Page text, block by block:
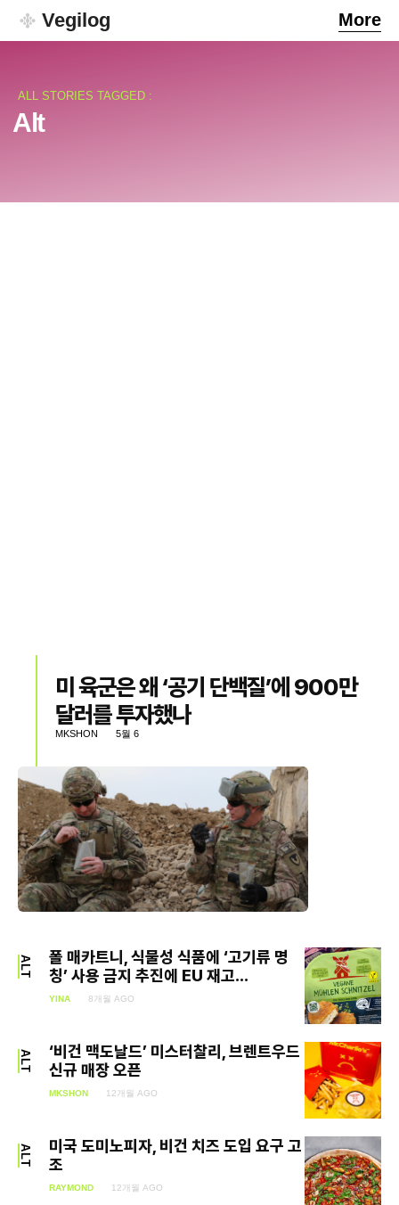
Vegilog More
ALL STORIES TAGGED :
Alt
미 육군은 왜 ‘공기 단백질’에 900만
달러를 투자했나
MKSHON 5월 6
ALT
폴 매카트니, 식물성 식품에 ‘고기류 명
칭’ 사용 금지 추진에 EU 재고...
YINA 8개월 AGO
ALT
‘비건 맥도날드’ 미스터찰리, 브렌트우드
신규 매장 오픈
MKSHON 12개월 AGO
ALT
미국 도미노피자, 비건 치즈 도입 요구 고
조
RAYMOND 12개월 AGO